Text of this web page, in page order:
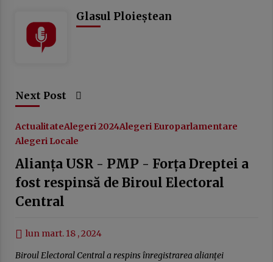
Glasul Ploieștean
Next Post
ActualitateAlegeri 2024Alegeri Europarlamentare
Alegeri Locale
Alianța USR - PMP - Forța Dreptei a
fost respinsă de Biroul Electoral
Central
lun mart. 18 , 2024
Biroul Electoral Central a respins înregistrarea alianței